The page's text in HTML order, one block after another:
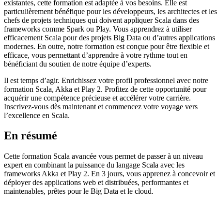
existantes, cette formation est adaptée à vos besoins. Elle est
particulièrement bénéfique pour les développeurs, les architectes et les
chefs de projets techniques qui doivent appliquer Scala dans des
frameworks comme Spark ou Play. Vous apprendrez à utiliser
efficacement Scala pour des projets Big Data ou d’autres applications
modernes. En outre, notre formation est conçue pour être flexible et
efficace, vous permettant d’apprendre à votre rythme tout en
bénéficiant du soutien de notre équipe d’experts.
Il est temps d’agir. Enrichissez votre profil professionnel avec notre
formation Scala, Akka et Play 2. Profitez de cette opportunité pour
acquérir une compétence précieuse et accélérer votre carrière.
Inscrivez-vous dès maintenant et commencez votre voyage vers
l’excellence en Scala.
En résumé
Cette formation Scala avancée vous permet de passer à un niveau
expert en combinant la puissance du langage Scala avec les
frameworks Akka et Play 2. En 3 jours, vous apprenez à concevoir et
déployer des applications web et distribuées, performantes et
maintenables, prêtes pour le Big Data et le cloud.